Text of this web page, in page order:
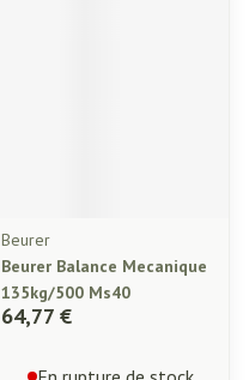
Beurer
Beurer Balance Mecanique
135kg/500 Ms40
64,77 €